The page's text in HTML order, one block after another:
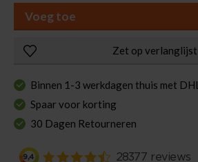
Voeg toe
Zet op verlanglijst
Binnen 1-3 werkdagen thuis met DHL
Spaar voor korting
30 Dagen Retourneren